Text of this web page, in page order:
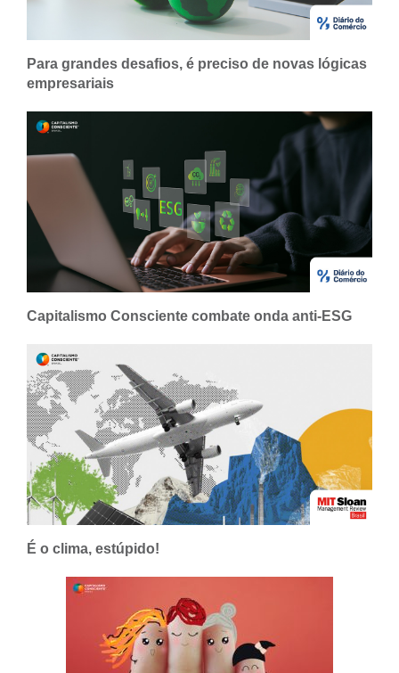
Para grandes desafios, é preciso de novas lógicas
empresariais
Capitalismo Consciente combate onda anti-ESG
É o clima, estúpido!